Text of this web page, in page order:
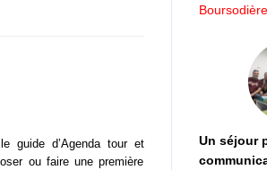
guide d’Agenda tour et
ou faire une première
Boursodière
Un séjour